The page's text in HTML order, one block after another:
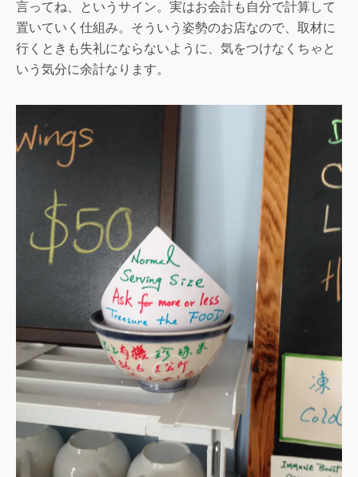
言ってね、というサイン。実はお会計も自分で計算して
置いていく仕組み。そういう姿勢のお店なので、取材に
行くときも失礼にならないように、気をつけなくちゃと
いう気分に余計なります。